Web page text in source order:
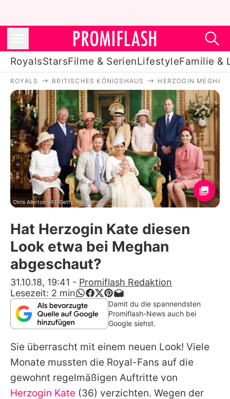
RoyalsStarsFilme & SerienLifestyleFamilie &
Royals
Stars
Filme & Serien
Lifestyle
Familie & Liebe
Promiflash Exklusiv
Alle Themen auf Promiflash
App runterladen
Team
Redaktionelle Richtlinien
Impressum
Datenschutzerklärung
Nutzungsbedingungen
ROYALS BRITISCHES KÖNIGSHAUS HERZOGIN MEGHAN
Chris Allerton/AFP/Getty Images
Hat Herzogin Kate diesen
Look etwa bei Meghan
abgeschaut?
31.10.18, 19:41 - Promiflash Redaktion
Lesezeit: 2 min
Damit du die spannendsten
Promiflash-News auch bei
Google siehst.
Sie überrascht mit einem neuen Look! Viele
Monate mussten die Royal-Fans auf die
gewohnt regelmäßigen Auftritte von
Herzogin Kate (36) verzichten. Wegen der